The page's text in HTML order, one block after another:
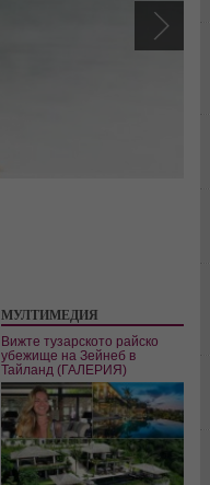
МУЛТИМЕДИЯ
Вижте тузарското райско
убежище на Зейнеб в
Тайланд (ГАЛЕРИЯ)